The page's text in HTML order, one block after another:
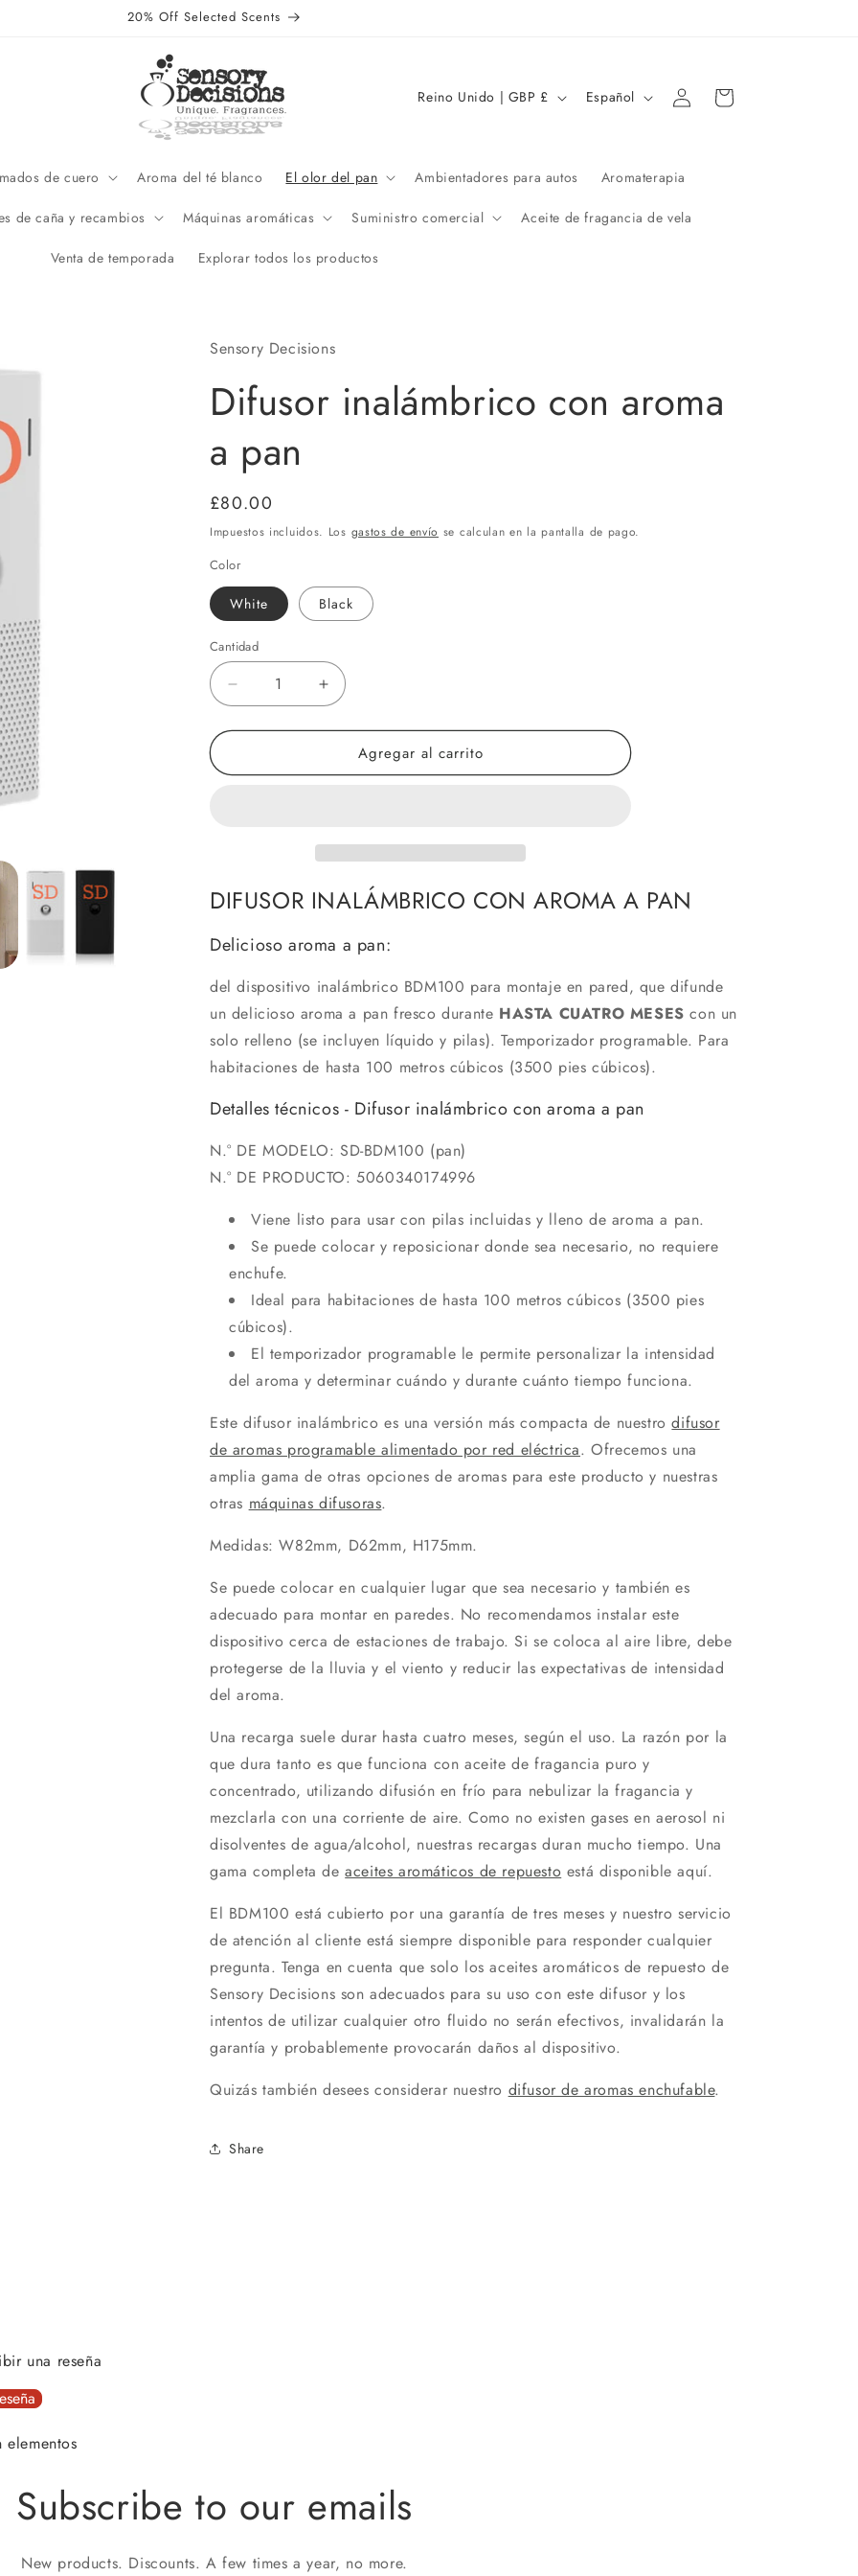
20% Off Selected Scents
de cuero Aroma del té blanco El olor del pan Ambientadores para autos Aromaterapia
de caña y recambios Máquinas aromáticas Suministro comercial Aceite de fragancia de vela
Venta de temporada Explorar todos los productos
s
/
n
Reino Unido | GBP £
o
m
Español
Iniciar
sesión
Carrito
Sensory Decisions
Difusor inalámbrico con aroma
a pan
Precio
habitual
£80.00
Impuestos incluidos. Los gastos de envío se calculan en la pantalla de pago.
Color
White Black
Cantidad
Cantidad
Reducir
cantidad
para
inalámbrico
Aumentar
cantidad
para
Difusor
inalámbrico
Agregar al carrito
DIFUSOR INALÁMBRICO CON AROMA A PAN
Delicioso aroma a pan:
del dispositivo inalámbrico BDM100 para montaje en pared, que difunde
un delicioso aroma a pan fresco durante HASTA CUATRO MESES con un
solo relleno (se incluyen líquido y pilas). Temporizador programable. Para
habitaciones de hasta 100 metros cúbicos (3500 pies cúbicos).
Detalles técnicos - Difusor inalámbrico con aroma a pan
N.° DE MODELO: SD-BDM100 (pan)
N.° DE PRODUCTO: 5060340174996
Viene listo para usar con pilas incluidas y lleno de aroma a pan.
Se puede colocar y reposicionar donde sea necesario, no requiere
enchufe.
Ideal para habitaciones de hasta 100 metros cúbicos (3500 pies
cúbicos).
El temporizador programable le permite personalizar la intensidad
del aroma y determinar cuándo y durante cuánto tiempo funciona.
Este difusor inalámbrico es una versión más compacta de nuestrodifusor
de aromas programable alimentado por red eléctrica. Ofrecemos una
amplia gama de otras opciones de aromas para este producto y nuestras
otras máquinas difusoras.
Medidas: W82mm, D62mm, H175mm.
Se puede colocar en cualquier lugar que sea necesario y también es
adecuado para montar en paredes. No recomendamos instalar este
dispositivo cerca de estaciones de trabajo. Si se coloca al aire libre, debe
protegerse de la lluvia y el viento y reducir las expectativas de intensidad
del aroma.
Una recarga suele durar hasta cuatro meses, según el uso. La razón por la
que dura tanto es que funciona con aceite de fragancia puro y
concentrado, utilizando difusión en frío para nebulizar la fragancia y
mezclarla con una corriente de aire. Como no existen gases en aerosol ni
disolventes de agua/alcohol, nuestras recargas duran mucho tiempo. Una
gama completa deaceites aromáticos de repuesto está disponible aquí.
El BDM100 está cubierto por una garantía de tres meses y nuestro servicio
de atención al cliente está siempre disponible para responder cualquier
pregunta. Tenga en cuenta que solo los aceites aromáticos de repuesto de
Sensory Decisions son adecuados para su uso con este difusor y los
intentos de utilizar cualquier otro fluido no serán efectivos, invalidarán la
garantía y probablemente provocarán daños al dispositivo.
Quizás también desees considerar nuestro difusor de aromas enchufable.
Share
una reseña
Subscribe to our emails
New products. Discounts. A few times a year, no more.